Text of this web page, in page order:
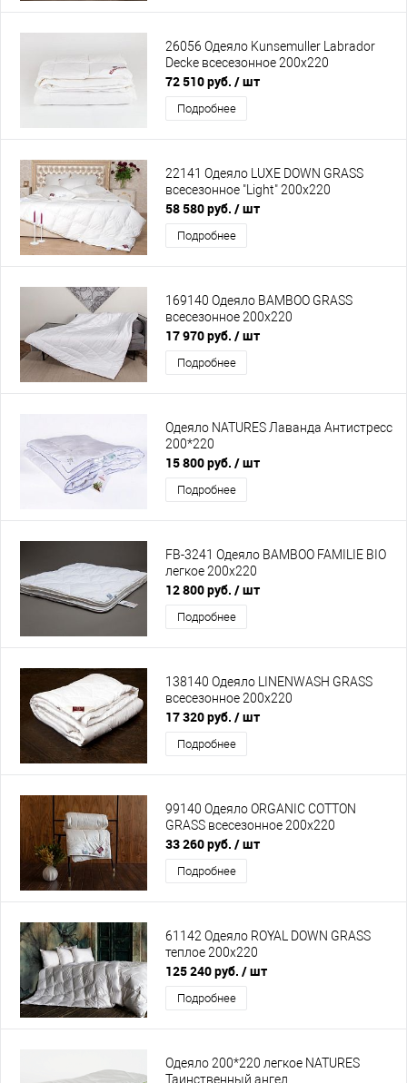
26056 Одеяло Kunsemuller Labrador
Decke всесезонное 200х220
72 510 руб. / шт
Подробнее
22141 Одеяло LUXE DOWN GRASS
всесезонное "Light" 200х220
58 580 руб. / шт
Подробнее
169140 Одеяло BAMBOO GRASS
всесезонное 200х220
17 970 руб. / шт
Подробнее
Одеяло NATURES Лаванда Антистресс
200*220
15 800 руб. / шт
Подробнее
FB-3241 Одеяло BAMBOO FAMILIE BIO
легкое 200х220
12 800 руб. / шт
Подробнее
138140 Одеяло LINENWASH GRASS
всесезонное 200х220
17 320 руб. / шт
Подробнее
99140 Одеяло ORGANIC СOTTON
GRASS всесезонное 200х220
33 260 руб. / шт
Подробнее
61142 Одеяло ROYAL DOWN GRASS
теплое 200х220
125 240 руб. / шт
Подробнее
Одеяло 200*220 легкое NATURES
Таинственный ангел